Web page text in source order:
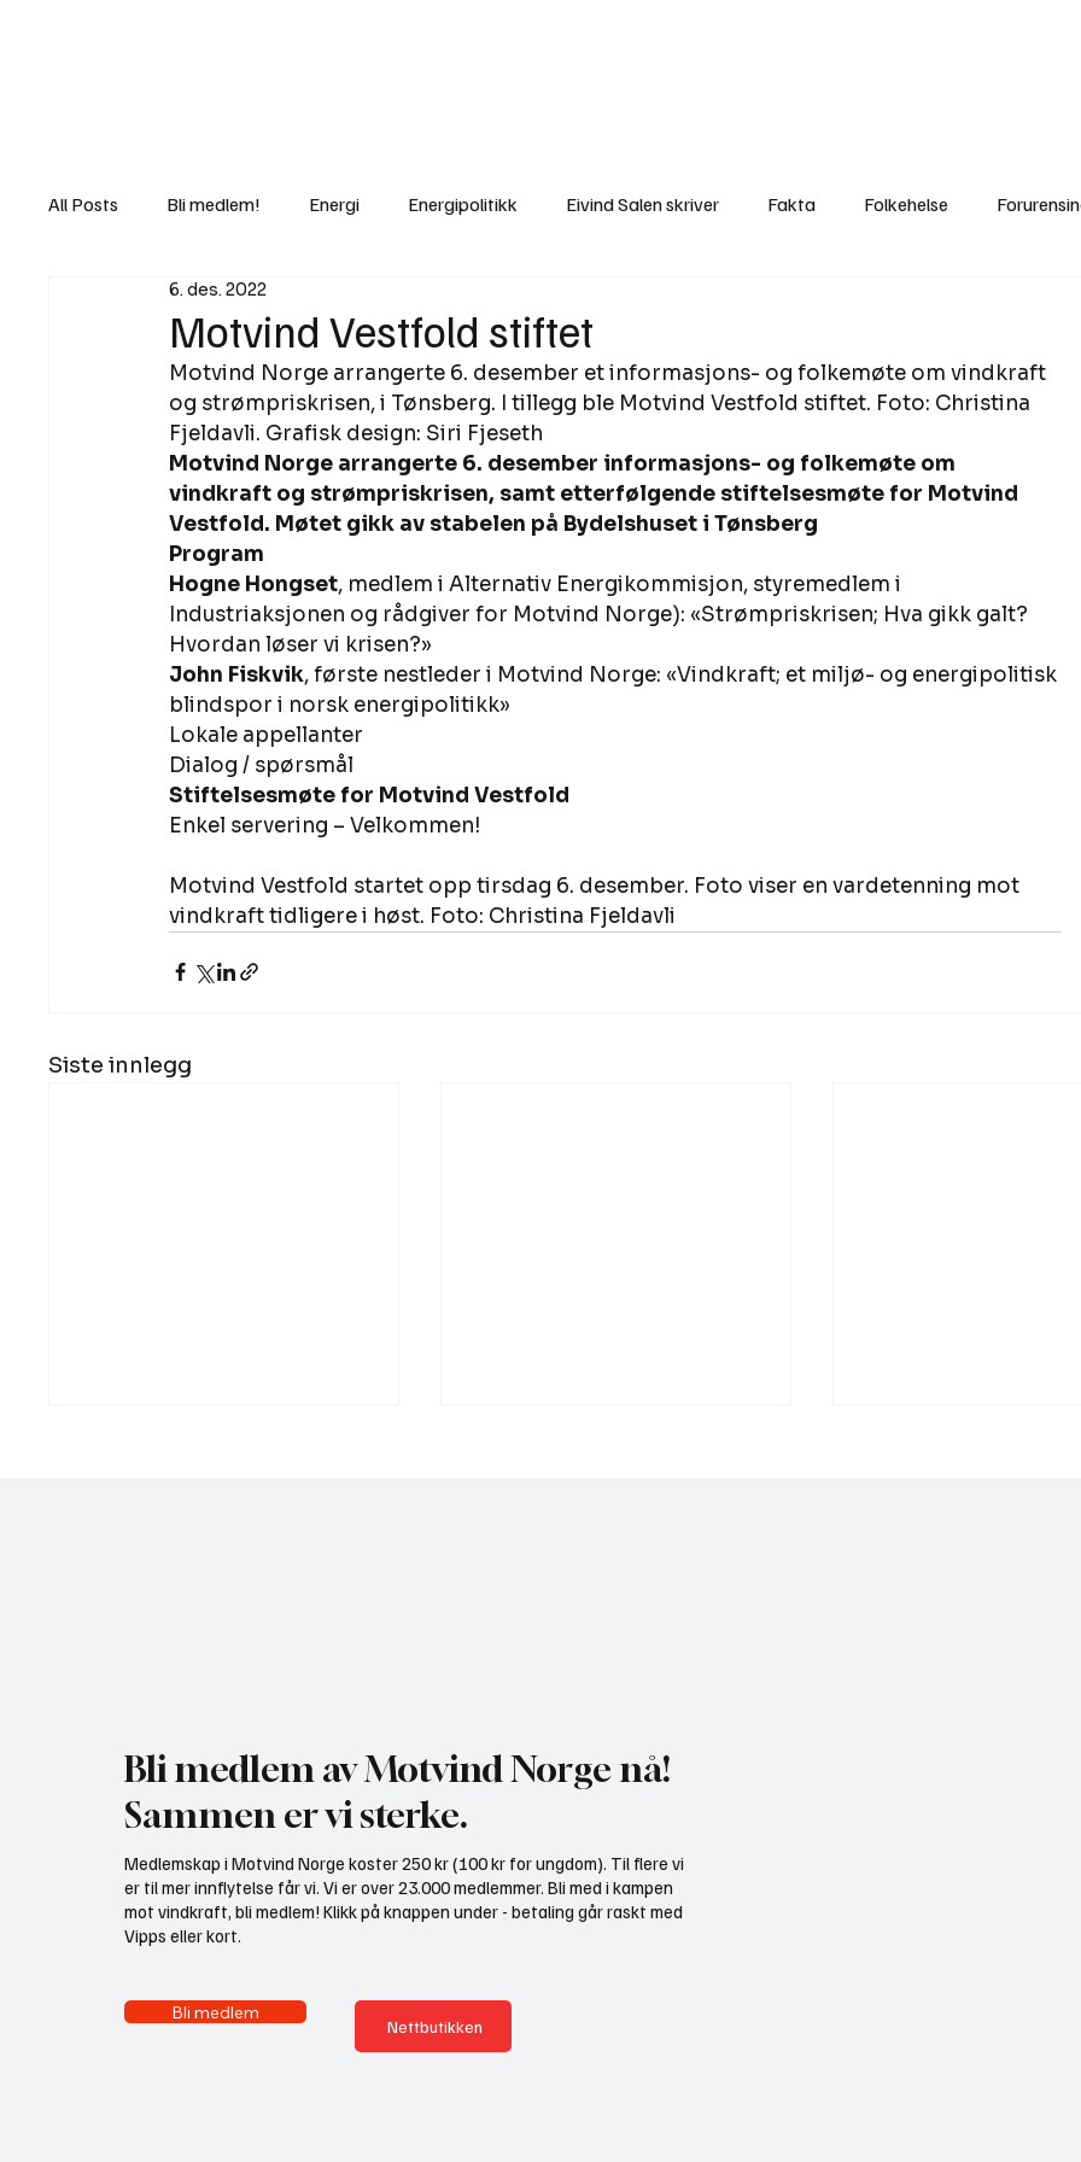
All Posts Bli medlem! Energi Energipolitikk Eivind Salen skriver Fakta Folkehelse
Lov og rett Lovbrudd
Rettslige skritt i Klartekst Ukens innlegg Utvalgte artikler Gaute forklarer Fakta om vindkraft
Motvind Vestfold stiftet
6. des. 2022
Motvind Norge arrangerte 6. desember et informasjons- og folkemøte om vindkraft
og strømpriskrisen, i Tønsberg. I tillegg ble Motvind Vestfold stiftet. Foto: Christina
Fjeldavli. Grafisk design: Siri Fjeseth
Motvind Norge arrangerte 6. desember informasjons- og folkemøte om
vindkraft og strømpriskrisen, samt etterfølgende stiftelsesmøte for Motvind
Vestfold. Møtet gikk av stabelen på Bydelshuset i Tønsberg
Program
Hogne Hongset, medlem i Alternativ Energikommisjon, styremedlem i
Industriaksjonen og rådgiver for Motvind Norge): «Strømpriskrisen; Hva gikk galt?
Hvordan løser vi krisen?»
John Fiskvik, første nestleder i Motvind Norge: «Vindkraft; et miljø- og energipolitisk
blindspor i norsk energipolitikk»
Lokale appellanter
Dialog / spørsmål
Stiftelsesmøte for Motvind Vestfold
Enkel servering – Velkommen!
Motvind Vestfold startet opp tirsdag 6. desember. Foto viser en vardetenning mot
vindkraft tidligere i høst. Foto: Christina Fjeldavli
Siste innlegg
Bli medlem av Motvind Norge nå!
Sammen er vi sterke.
Medlemskap i Motvind Norge koster 250 kr (100 kr for ungdom). Til flere vi
er til mer innflytelse får vi. Vi er over 23.000 medlemmer. Bli med i kampen
mot vindkraft, bli medlem! Klikk på knappen under - betaling går raskt med
Vipps eller kort.
Bli medlem
Nettbutikken